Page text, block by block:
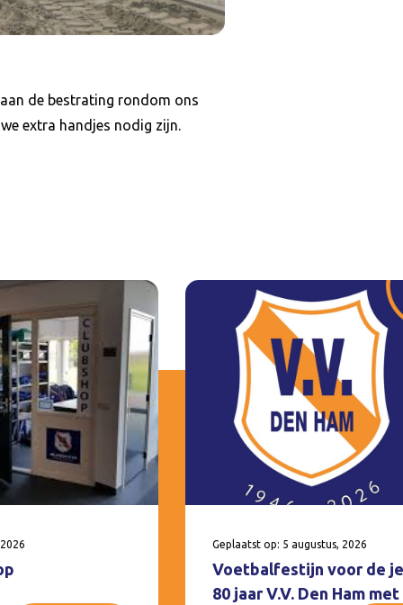
de bestrating rondom ons
extra handjes nodig zijn.
Geplaatst op: 5 augustus, 2026
Voetbalfestijn voor de
80 jaar V.V. Den Ham